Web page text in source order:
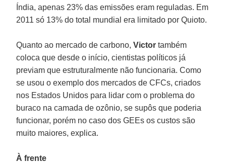
Índia, apenas 23% das emissões eram reguladas. Em
2011 só 13% do total mundial era limitado por Quioto.
Quanto ao mercado de carbono,Victortambém
coloca que desde o início, cientistas políticos já
previam que estruturalmente não funcionaria. Como
se usou o exemplo dos mercados de CFCs, criados
nos Estados Unidos para lidar com o problema do
buraco na camada de ozônio, se supôs que poderia
funcionar, porém no caso dos GEEs os custos são
muito maiores, explica.
À frente